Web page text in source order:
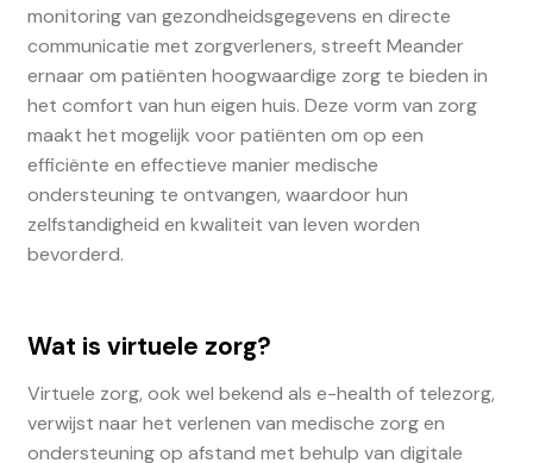
monitoring van gezondheidsgegevens en directe
communicatie met zorgverleners, streeft Meander
ernaar om patiënten hoogwaardige zorg te bieden in
het comfort van hun eigen huis. Deze vorm van zorg
maakt het mogelijk voor patiënten om op een
efficiënte en effectieve manier medische
ondersteuning te ontvangen, waardoor hun
zelfstandigheid en kwaliteit van leven worden
bevorderd.
Wat is virtuele zorg?
Virtuele zorg, ook wel bekend als e-health of telezorg,
verwijst naar het verlenen van medische zorg en
ondersteuning op afstand met behulp van digitale